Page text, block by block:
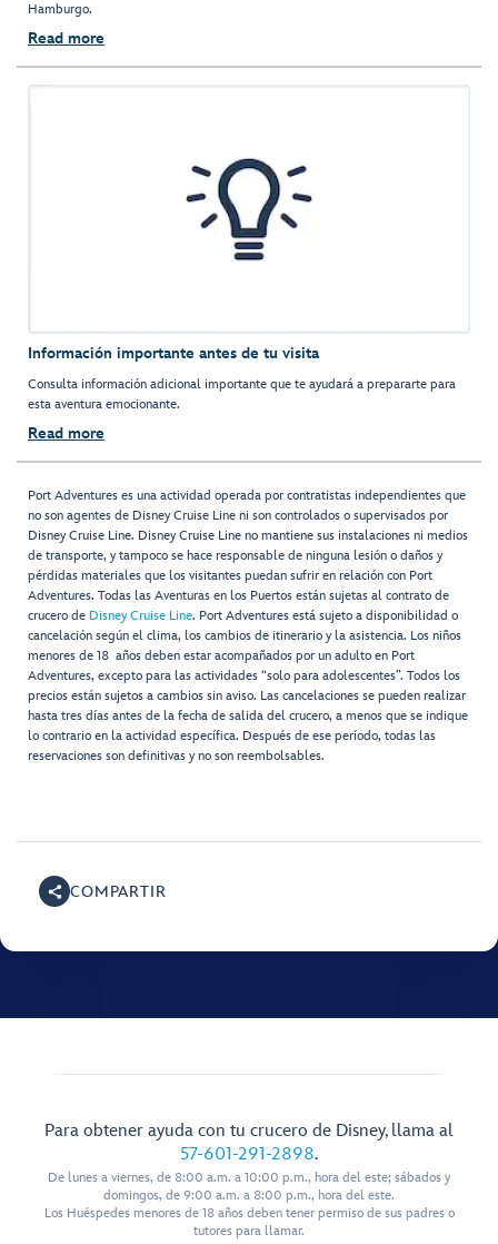
Hamburgo.
Read more
Información importante antes de tu visita
Consulta información adicional importante que te ayudará a prepararte para
esta aventura emocionante.
Read more
Port Adventures es una actividad operada por contratistas independientes que
no son agentes de Disney Cruise Line ni son controlados o supervisados por
Disney Cruise Line. Disney Cruise Line no mantiene sus instalaciones ni medios
de transporte, y tampoco se hace responsable de ninguna lesión o daños y
pérdidas materiales que los visitantes puedan sufrir en relación con Port
Adventures. Todas las Aventuras en los Puertos están sujetas al contrato de
crucero de Disney Cruise Line. Port Adventures está sujeto a disponibilidad o
cancelación según el clima, los cambios de itinerario y la asistencia. Los niños
menores de 18 años deben estar acompañados por un adulto en Port
Adventures, excepto para las actividades “solo para adolescentes”. Todos los
precios están sujetos a cambios sin aviso. Las cancelaciones se pueden realizar
hasta tres días antes de la fecha de salida del crucero, a menos que se indique
lo contrario en la actividad específica. Después de ese período, todas las
reservaciones son definitivas y no son reembolsables.
COMPARTIR
Para obtener ayuda con tu crucero de Disney, llama al
57-601-291-2898.
De lunes a viernes, de 8:00 a.m. a 10:00 p.m., hora del este; sábados y
domingos, de 9:00 a.m. a 8:00 p.m., hora del este.
Los Huéspedes menores de 18 años deben tener permiso de sus padres o
tutores para llamar.